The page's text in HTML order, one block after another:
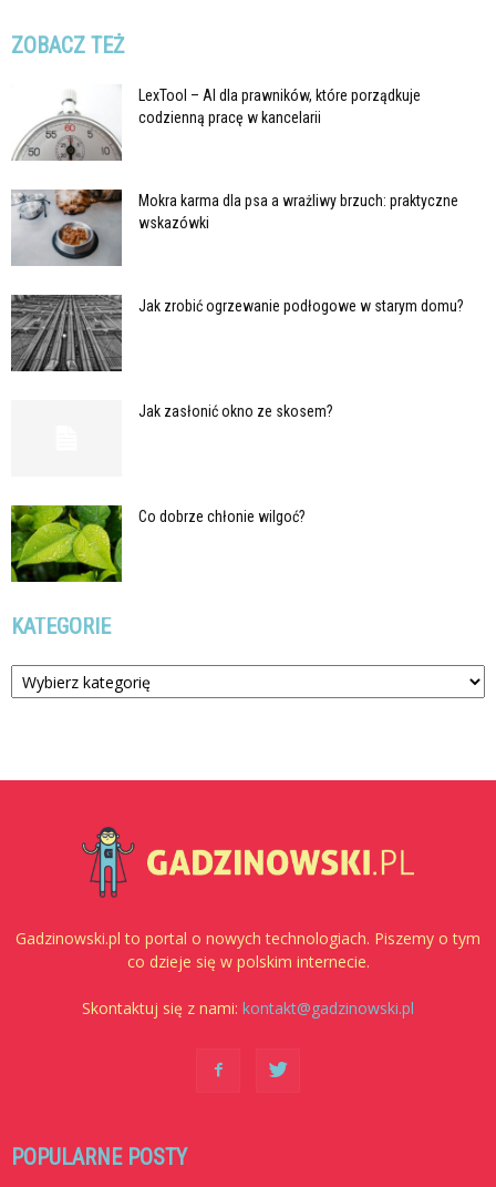
ZOBACZ TEŻ
LexTool – AI dla prawników, które porządkuje
codzienną pracę w kancelarii
Mokra karma dla psa a wrażliwy brzuch: praktyczne
wskazówki
Jak zrobić ogrzewanie podłogowe w starym domu?
Jak zasłonić okno ze skosem?
Co dobrze chłonie wilgoć?
KATEGORIE
Kategorie
Gadzinowski.pl to portal o nowych technologiach. Piszemy o tym
co dzieje się w polskim internecie.
Skontaktuj się z nami: kontakt@gadzinowski.pl
POPULARNE POSTY